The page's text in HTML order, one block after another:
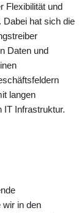
Flexibilität und
Dabei hat sich die
Daten und
langen
IT Infrastruktur.
wir in den